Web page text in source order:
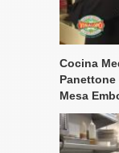
Cocina
Panettone
Mesa